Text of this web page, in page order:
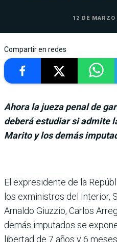
12 DE
Compartir en redes
Ahora la jueza penal de
deberá estudiar si admite
Marito y los demás
El expresidente de la
los exministros del Interior,
Arnaldo Giuzzio, Carlos
demás imputados se
libertad de 7 años y 6